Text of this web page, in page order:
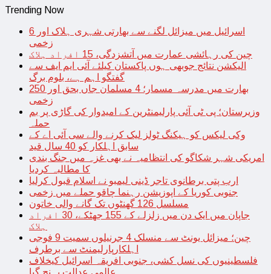
Trending Now
اسرائیل میں میزائل لگنے سے بھارتی شہری ہلاک اور 6
زخمی
چین کی رہائشی عمارت میں آتشزدگی، 15 افراد ہلاک
الیکشن نتائج جوبھی ہوں پاکستان کیلئے آئی ایم ایف سے
گفتگو اہم ہے، بلوم برگ
بھارت میں مدرسہ مسمار؛ 4 مسلمان جاں بحق اور 250
زخمی
وزیرستان؛ پی ٹی آئی پارلیمنٹرین کے امیدوار کی گاڑی پر بم
حملہ
وکی لیکس کو ہیکنگ ٹولز لیک کرنے والے سی آئی اے کے
سابق اہلکار کو 40 سال قید
امریکی شہر شکاگو کی انتظامیہ نے بھی غزہ میں جنگ بندی
کا مطالبہ کردیا
ارب پتی برطانوی تاجر ڈینی لیمبو نے اسلام قبول کرلیا
جنوبی کوریا کے اپوزیشن رہنما چاقو حملے میں زخمی
مسلسل 126 گھنٹوں تک گانے والی خاتون
جاپان میں ایک دن میں زلزلے کے 155 جھٹکے، 30 افراد
ہلاک
چین؛ میزائل یونٹ سے منسلک 4 جرنیلوں سمیت 9 فوجی
اہلکارپارلیمنٹ سے برطرف
فلسطینیوں کی نسل کشی، جنوبی افریقہ اسرائیل کیخلاف
عالمی عدالت پہنچ گیا